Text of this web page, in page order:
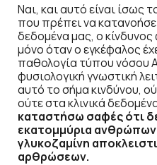
Ναι, και αυτό είναι ίσως
που πρέπει να
δεδομένα μας, ο
μόνο όταν ο εγκέφαλος
παθολογία τύπου νόσου
φυσιολογική γνωστική
αυτό το σήμα κινδύνου,
ούτε στα κλινικά
καταστήσω σαφές ότι
εκατομμύρια
γλυκοζαμίνη
αρθρώσεων.